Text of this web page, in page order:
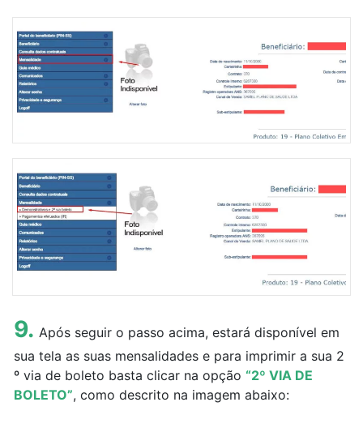
9. Após seguir o passo acima, estará disponível em
sua tela as suas mensalidades e para imprimir a sua 2
º via de boleto basta clicar na opção “2º VIA DE
BOLETO”, como descrito na imagem abaixo: